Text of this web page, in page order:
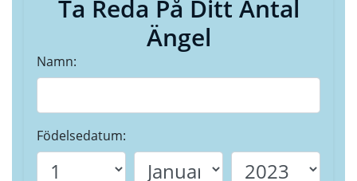
Ta Reda På Ditt Antal
Ängel
Namn:
Födelsedatum: